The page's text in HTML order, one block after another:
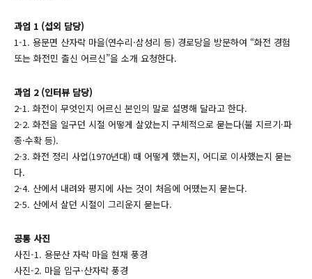
과업 1 (섭외 담당)
1-1. 용문면 산자락 마을(연수리·삼성리 등) 경로당을 방문하여 “화전 경험
또는 화전민 출신 어르신”을 소개 요청한다.
과업 2 (인터뷰 담당)
2-1. 화전이 무엇인지 어르신 본인의 말로 설명해 달라고 한다.
2-2. 화전을 일구던 시절 어떻게 살았는지 구체적으로 묻는다(불 지르기·파
종·수확 등).
2-3. 화전 정리 사업(1970년대) 때 어떻게 했는지, 어디로 이사했는지 묻는
다.
2-4. 산에서 내려와 평지에 사는 것이 처음에 어땠는지 묻는다.
2-5. 산에서 살던 시절이 그리운지 묻는다.
공통 사진
사진-1. 용문산 자락 마을 현재 풍경
사진-2. 마을 입구·산자락 풍경